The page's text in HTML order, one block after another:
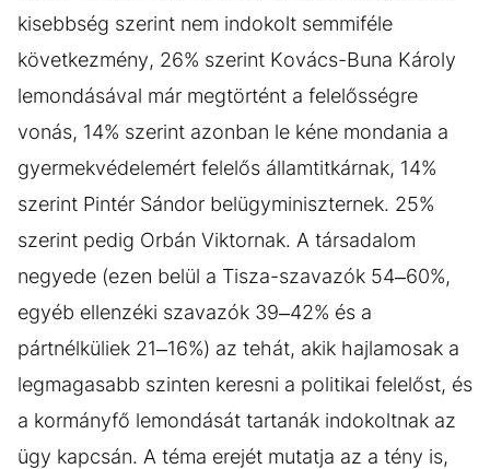
kisebbség szerint nem indokolt semmiféle
következmény, 26% szerint Kovács-Buna Károly
lemondásával már megtörtént a felelősségre
vonás, 14% szerint azonban le kéne mondania a
gyermekvédelemért felelős államtitkárnak, 14%
szerint Pintér Sándor belügyminiszternek. 25%
szerint pedig Orbán Viktornak. A társadalom
negyede (ezen belül a Tisza-szavazók 54–60%,
egyéb ellenzéki szavazók 39–42% és a
pártnélküliek 21–16%) az tehát, akik hajlamosak a
legmagasabb szinten keresni a politikai felelőst, és
a kormányfő lemondását tartanák indokoltnak az
ügy kapcsán. A téma erejét mutatja az a tény is,